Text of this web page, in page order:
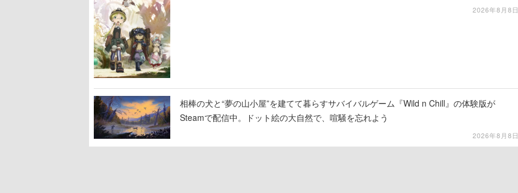
2026年8月8日
相棒の犬と“夢の山小屋”を建てて暮らすサバイバルゲーム『Wild n Chill』の体験版が
Steamで配信中。ドット絵の大自然で、喧騒を忘れよう
2026年8月8日